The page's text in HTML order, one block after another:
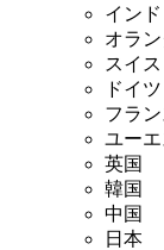
インド
オラ
スイス
ドイツ
フラン
ユー
英国
韓国
中国
日本